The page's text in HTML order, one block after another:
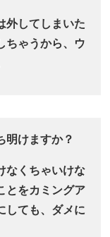
外してしまいた
ちゃうから、ウ
明けますか？
なくちゃいけな
とをカミングア
しても、ダメに